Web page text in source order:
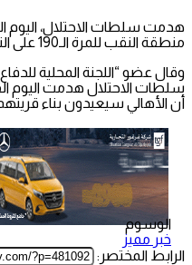
هدمت سلطات الاحتلال، اليوم
منطقة النقب للمرة الـ190 على التوالي.
وقال عضو “اللجنة المحلية
أن الأهالي سيعيدون بناء
الوسوم
خبر مميز
الرابط المختصر: